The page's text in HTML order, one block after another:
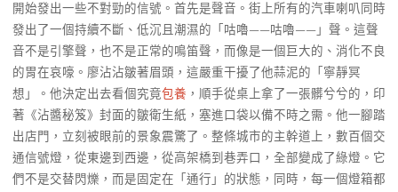
開始發出一些不對勁的信號。首先是聲音。街上所有的汽車喇叭同時
發出了一個持續不斷、低沉且潮濕的「咕嚕——咕嚕——」聲。這聲
音不是引擎聲，也不是正常的鳴笛聲，而像是一個巨大的、消化不良
的胃在哀嚎。廖沾沾皺著眉頭，這嚴重干擾了他蒜泥的「寧靜冥
想」。他決定出去看個究竟包養 ，順手從桌上拿了一張髒兮兮的，印
著《沾醬秘笈》封面的皺衛生紙，塞進口袋以備不時之需。他一腳踏
出店門，立刻被眼前的景象震驚了。整條城市的主幹道上，數百個交
通信號燈，從東邊到西邊，從高架橋到巷弄口，全部變成了綠燈。它
們不是交替閃爍，而是固定在「通行」的狀態，同時，每一個燈箱都